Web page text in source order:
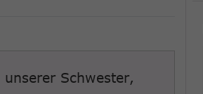
Schwester,